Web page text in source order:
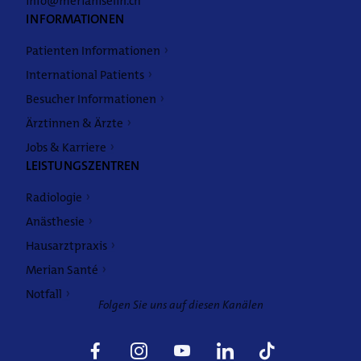
INFORMATIONEN
Patienten Informationen
International Patients
Besucher Informationen
Ärztinnen & Ärzte
Jobs & Karriere
LEISTUNGSZENTREN
Radiologie
Anästhesie
Hausarztpraxis
Merian Santé
Notfall
Folgen Sie uns auf diesen Kanälen